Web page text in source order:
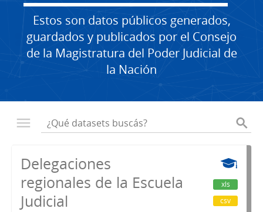
Estos son datos públicos generados,
guardados y publicados por el Consejo
de la Magistratura del Poder Judicial de
la Nación
Delegaciones
regionales de la Escuela
Judicial
xls
csv